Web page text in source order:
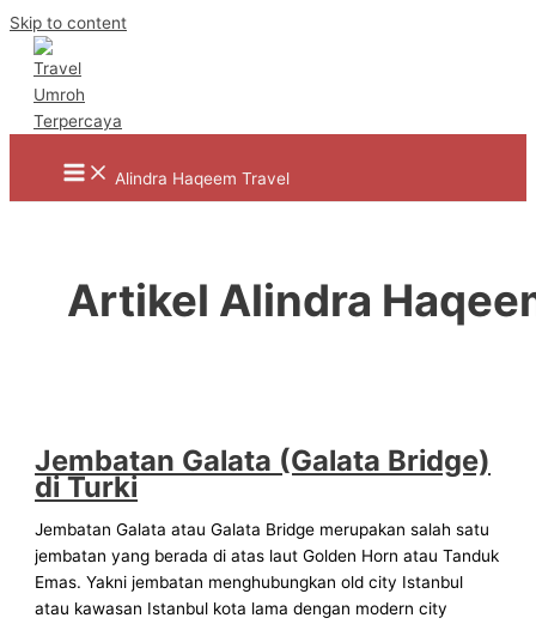
Skip to content
Alindra Haqeem Travel
Artikel Alindra
Jembatan Galata (Galata Bridge)
di Turki
Jembatan Galata atau Galata Bridge merupakan salah satu
jembatan yang berada di atas laut Golden Horn atau Tanduk
Emas. Yakni jembatan menghubungkan old city Istanbul
atau kawasan Istanbul kota lama dengan modern city